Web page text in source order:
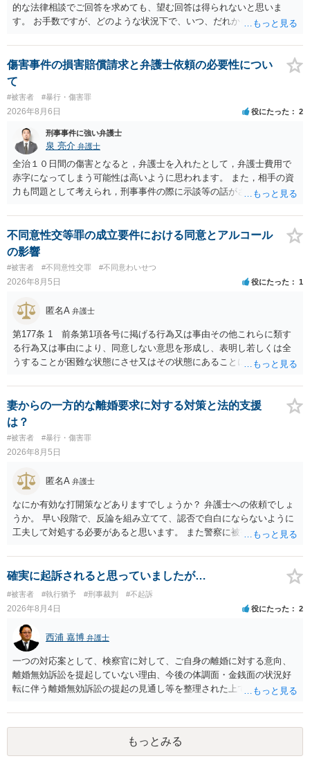
的な法律相談でご回答を求めても、望む回答は得られないと思いま
す。 お手数ですが、どのような状況下で、いつ、だれからどのような
の程度だと聞いているのかということについて、お近くで詳細な法律
相談を受けられたうえで対処方法を探された方がよいと思われます。
一般論でいえば、任意取り調べの場合、ＩＣレコーダーを持参して取
り調べ内容を録音することは必須だと考えます。
傷害事件の損害賠償請求と弁護士依頼の必要性につい
て
#被害者 #暴行・傷害罪
2026年8月6日 役にたった 2
刑事事件に強い弁護士
泉 亮介 弁護士
全治１０日間の傷害となると，弁護士を入れたとして，弁護士費用で
赤字になってしまう可能性は高いように思われます。 また，相手の資
力も問題として考えられ，刑事事件の際に示談等の話がされなかった
う。
不同意性交等罪の成立要件における同意とアルコール
の影響
#被害者 #不同意性交罪 #不同意わいせつ
2026年8月5日 役にたった 1
匿名A 弁護士
第177条 1 前条第1項各号に掲げる行為又は事由その他これらに類す
る行為又は事由により、同意しない意思を形成し、表明し若しくは全
うすることが困難な状態にさせ又はその状態にあることに乗じて、性
く。）若しくは物を挿入する行為であってわいせつなもの（以下この
条及び第179条第2項において「性交等」という。）をした者は、婚姻
関係の有無にかかわらず、5年以上の有期拘禁刑に処する。 第176条 1
次に掲げる行為又は事由その他これらに類する行為又は事由により、
同意しない意思を形成し、表明し若しくは全うすることが困難な状態
にさせ又はその状態にあることに乗じて、わいせつな行為をした者
は、婚姻関係の有無にかかわらず、6月以上10年以下の拘禁刑に処す
る。 ③アルコール若しくは薬物を摂取させること又はそれらの影響が
あること。 以上の通りですから、アルコール摂取だけでなく、「同意
しない意思を形成し、表明し若しくは全うすることが困難な状態」で
あることが必要です。
妻からの一方的な離婚要求に対する対策と法的支援
は？
#被害者 #暴行・傷害罪
2026年8月5日
匿名A 弁護士
なにか有効な打開策などありますでしょうか？ 弁護士への依頼でしょ
うか。 早い段階で、反論を組み立てて、認否で自白にならないように
工夫して対処する必要があると思います。 また警察に被害届を出すと
告訴状を作って証拠をそろえて出すことでしょう。
確実に起訴されると思っていましたが…
#被害者 #執行猶予 #刑事裁判 #不起訴
2026年8月4日 役にたった 2
西浦 嘉博 弁護士
一つの対応案として、検察官に対して、ご自身の離婚に対する意向、
離婚無効訴訟を提起していない理由、今後の体調面・金銭面の状況好
転に伴う離婚無効訴訟の提起の見通し等を整理された上で、書面とし
検察官の処分判断の際、相談者さんの意向を示す証拠の一つとして位
置づけられる様に思われます。 より詳細についてお聞きになりたい場
合、最寄りの法律事務所での相談を検討ください
もっとみる